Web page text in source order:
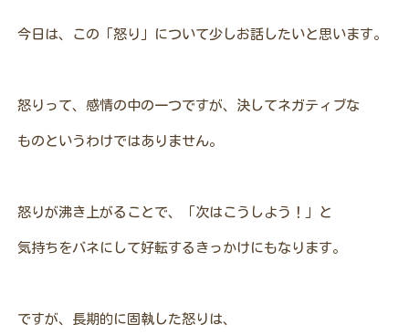
今日は、この「怒り」について少しお話したいと思います。
怒りって、感情の中の一つですが、決してネガティブな
ものというわけではありません。
怒りが沸き上がることで、「次はこうしよう！」と
気持ちをバネにして好転するきっかけにもなります。
ですが、長期的に固執した怒りは、